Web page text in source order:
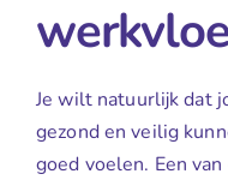
Je wilt natuurlijk dat
gezond en veilig
goed voelen. Een